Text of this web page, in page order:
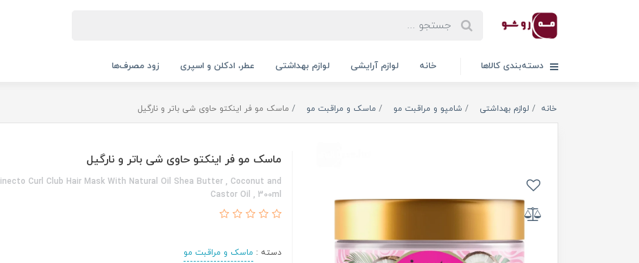
دسته‌بندی کالاها خانه لوازم آرایشی لوازم بهداشتی عطر، ادکلن و اسپری زود مصرف‌ها
خانه لوازم بهداشتی شامپو و مراقبت مو ماسک و مراقبت مو ماسک مو فر اینکتو حاوی شی باتر و نارگیل
ماسک مو فر اینکتو حاوی شی باتر و نارگیل
inecto Curl Club Hair Mask With Natural Oil Shea Butter , Coconut and
Castor Oil , 300ml
دسته : ماسک و مراقبت مو